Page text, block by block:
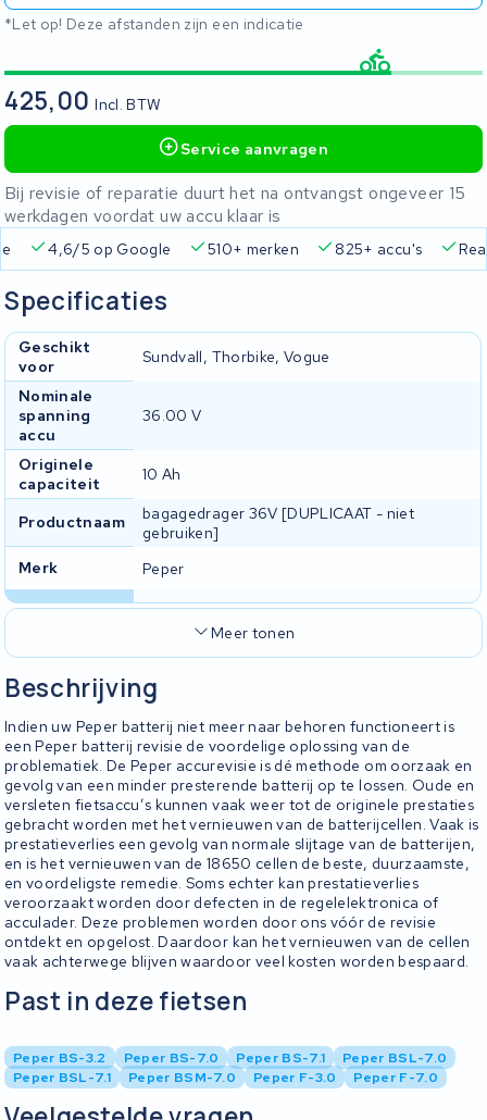
*Let op! Deze afstanden zijn een indicatie
425,00Incl. BTW
Service aanvragen
Bij revisie of reparatie duurt het na ontvangst ongeveer 15
werkdagen voordat uw accu klaar is
4,6/5 op Google 510+ merken 825+ accu's
Beschrijving
Indien uw Peper batterij niet meer naar behoren functioneert is
een Peper batterij revisie de voordelige oplossing van de
problematiek. De Peper accurevisie is dé methode om oorzaak en
gevolg van een minder presterende batterij op te lossen. Oude en
versleten fietsaccu’s kunnen vaak weer tot de originele prestaties
gebracht worden met het vernieuwen van de batterijcellen. Vaak is
prestatieverlies een gevolg van normale slijtage van de batterijen,
en is het vernieuwen van de 18650 cellen de beste, duurzaamste,
en voordeligste remedie. Soms echter kan prestatieverlies
veroorzaakt worden door defecten in de regelelektronica of
acculader. Deze problemen worden door ons vóór de revisie
ontdekt en opgelost. Daardoor kan het vernieuwen van de cellen
vaak achterwege blijven waardoor veel kosten worden bespaard.
Specificaties
Geschikt
voor
Sundvall, Thorbike, Vogue
Nominale
spanning
accu
36.00 V
Originele
capaciteit
10 Ah
Productnaam
bagagedrager 36V [DUPLICAAT - niet
gebruiken]
Merk
Peper
Meer tonen
Past in deze fietsen
Peper BS-3.2 Peper BS-7.0 Peper BS-7.1
Peper BSL-7.0
Peper BSL-7.1
Peper BSM-7.0 Peper F-3.0 Peper F-7.0